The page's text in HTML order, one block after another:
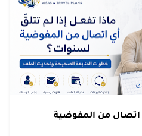
اتصال من المفوضية